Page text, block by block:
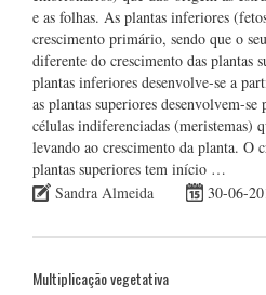
e as folhas. As plantas inferiores
crescimento primário, sendo que o
diferente do crescimento das plantas
plantas inferiores desenvolve-se a
as plantas superiores desenvolvem-
células indiferenciadas (meristemas)
levando ao crescimento da planta. O
plantas superiores tem início …
Sandra Almeida
30-06-
Multiplicação vegetativa